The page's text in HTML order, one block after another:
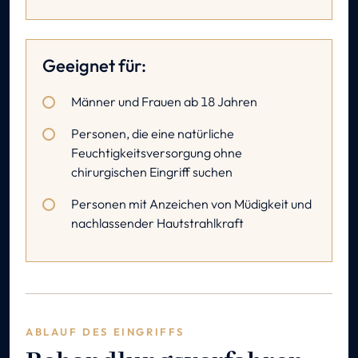
Geeignet für:
Männer und Frauen ab 18 Jahren
Personen, die eine natürliche
Feuchtigkeitsversorgung ohne
chirurgischen Eingriff suchen
Personen mit Anzeichen von Müdigkeit und
nachlassender Hautstrahlkraft
ABLAUF DES EINGRIFFS